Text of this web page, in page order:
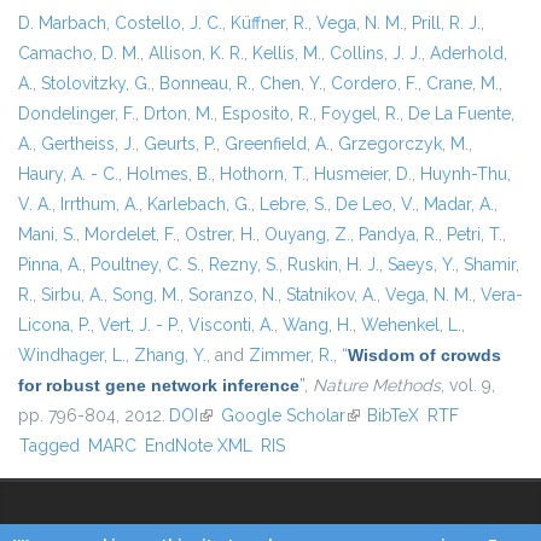
D. Marbach, Costello, J. C., Küffner, R., Vega, N. M., Prill, R. J.,
Camacho, D. M., Allison, K. R., Kellis, M., Collins, J. J., Aderhold,
A., Stolovitzky, G., Bonneau, R., Chen, Y., Cordero, F., Crane, M.,
Dondelinger, F., Drton, M., Esposito, R., Foygel, R., De La Fuente,
A., Gertheiss, J., Geurts, P., Greenfield, A., Grzegorczyk, M.,
Haury, A. - C., Holmes, B., Hothorn, T., Husmeier, D., Huynh-Thu,
V. A., Irrthum, A., Karlebach, G., Lebre, S., De Leo, V., Madar, A.,
Mani, S., Mordelet, F., Ostrer, H., Ouyang, Z., Pandya, R., Petri, T.,
Pinna, A., Poultney, C. S., Rezny, S., Ruskin, H. J., Saeys, Y., Shamir,
R., Sirbu, A., Song, M., Soranzo, N., Statnikov, A., Vega, N. M., Vera-
Licona, P., Vert, J. - P., Visconti, A., Wang, H., Wehenkel, L.,
Windhager, L., Zhang, Y., and Zimmer, R., “Wisdom of crowds
for robust gene network inference”, Nature Methods, vol. 9,
pp. 796-804, 2012. DOI (link is external)
Google Scholar(link is external)
BibTeX RTF
Tagged MARC EndNote XML RIS